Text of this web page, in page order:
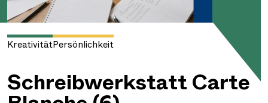
KreativitätPersönlichkeit
Schreibwerkstatt Carte